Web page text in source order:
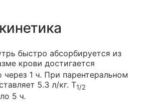
быстро абсорбируется из
крови достигается
через 1 ч. При парентеральном
5.3 л/кг. T1/2
5 ч.